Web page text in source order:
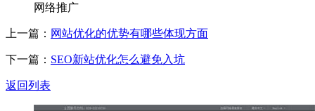
网络推广
上一篇： 网站优化的优势有哪些体现方面
下一篇： SEO新站优化怎么避免入坑
返回列表